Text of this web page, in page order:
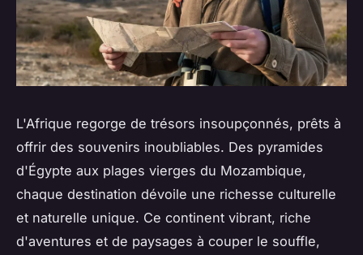
L'Afrique regorge de trésors insoupçonnés, prêts à
offrir des souvenirs inoubliables. Des pyramides
d'Égypte aux plages vierges du Mozambique,
chaque destination dévoile une richesse culturelle
et naturelle unique. Ce continent vibrant, riche
d'aventures et de paysages à couper le souffle,